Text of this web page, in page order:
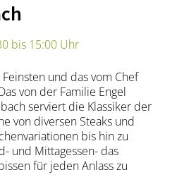
Tickets
Übernachtung
Essen & Trinken
Automobil
Feste & Highlights
bis 15:00 Uhr
und das vom Chef
von der Familie Engel
serviert die Klassiker der
von diversen Steaks und
bis hin zu
und Mittagessen- das
für jeden Anlass zu